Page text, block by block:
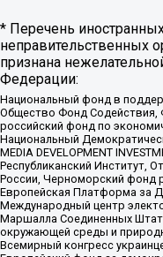
* Перечень
неправительственных
признана
Федерации:
Национальный фонд в
Общество Фонд
российский фонд по
Национальный
MEDIA DEVELOPMENT
Республиканский Институт,
России, Черноморский фонд
Европейская Платформа за
Международный центр
Маршалла Соединенных
окружающей среды и
Всемирный конгресс